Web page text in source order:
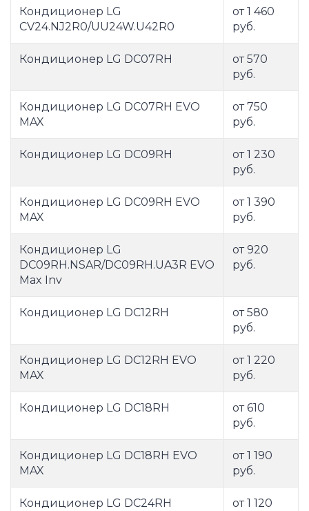
Кондиционер LG
CV24.NJ2R0/UU24W.U42R0
от 1 460
руб.
Кондиционер LG DC07RH
от 570
руб.
Кондиционер LG DC07RH EVO
MAX
от 750
руб.
Кондиционер LG DC09RH
от 1 230
руб.
Кондиционер LG DC09RH EVO
MAX
от 1 390
руб.
Кондиционер LG
DC09RH.NSAR/DC09RH.UA3R EVO
Max Inv
от 920
руб.
Кондиционер LG DC12RH
от 580
руб.
Кондиционер LG DC12RH EVO
MAX
от 1 220
руб.
Кондиционер LG DC18RH
от 610
руб.
Кондиционер LG DC18RH EVO
MAX
от 1 190
руб.
Кондиционер LG DC24RH
от 1 120